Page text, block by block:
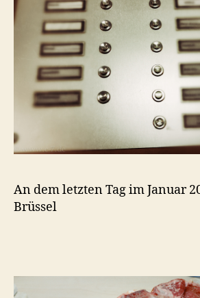
An dem letzten Tag im Januar
Brüssel